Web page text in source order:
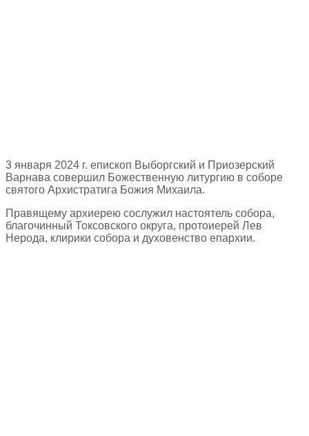
3 января 2024 г. епископ Выборгский и Приозерский
Варнава совершил Божественную литургию в соборе
святого Архистратига Божия Михаила.
Правящему архиерею сослужил настоятель собора,
благочинный Токсовского округа, протоиерей Лев
Нерода, клирики собора и духовенство епархии.